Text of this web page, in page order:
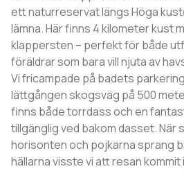
ett naturreservat längs Höga
lämna. Här finns 4 kilometer kust
klappersten – perfekt för både
föräldrar som bara vill njuta av
Vi fricampade på badets
lättgången skogsväg på 500
finns både torrdass och en
tillgänglig ved bakom dasset. När
horisonten och pojkarna sprang
hällarna visste vi att resan